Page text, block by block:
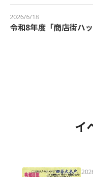
2026/6/18
令和8年度「商店街ハ
イ